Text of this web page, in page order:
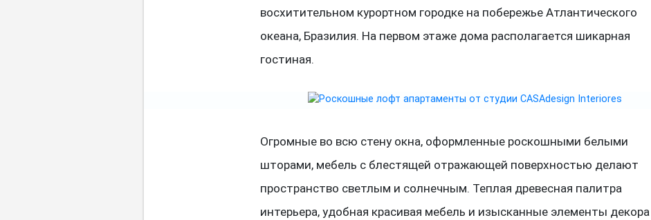
восхитительном курортном городке на побережье Атлантического
океана, Бразилия. На первом этаже дома располагается шикарная
гостиная.
Огромные во всю стену окна, оформленные роскошными белыми
шторами, мебель с блестящей отражающей поверхностью делают
пространство светлым и солнечным. Теплая древесная палитра
интерьера, удобная красивая мебель и изысканные элементы декора